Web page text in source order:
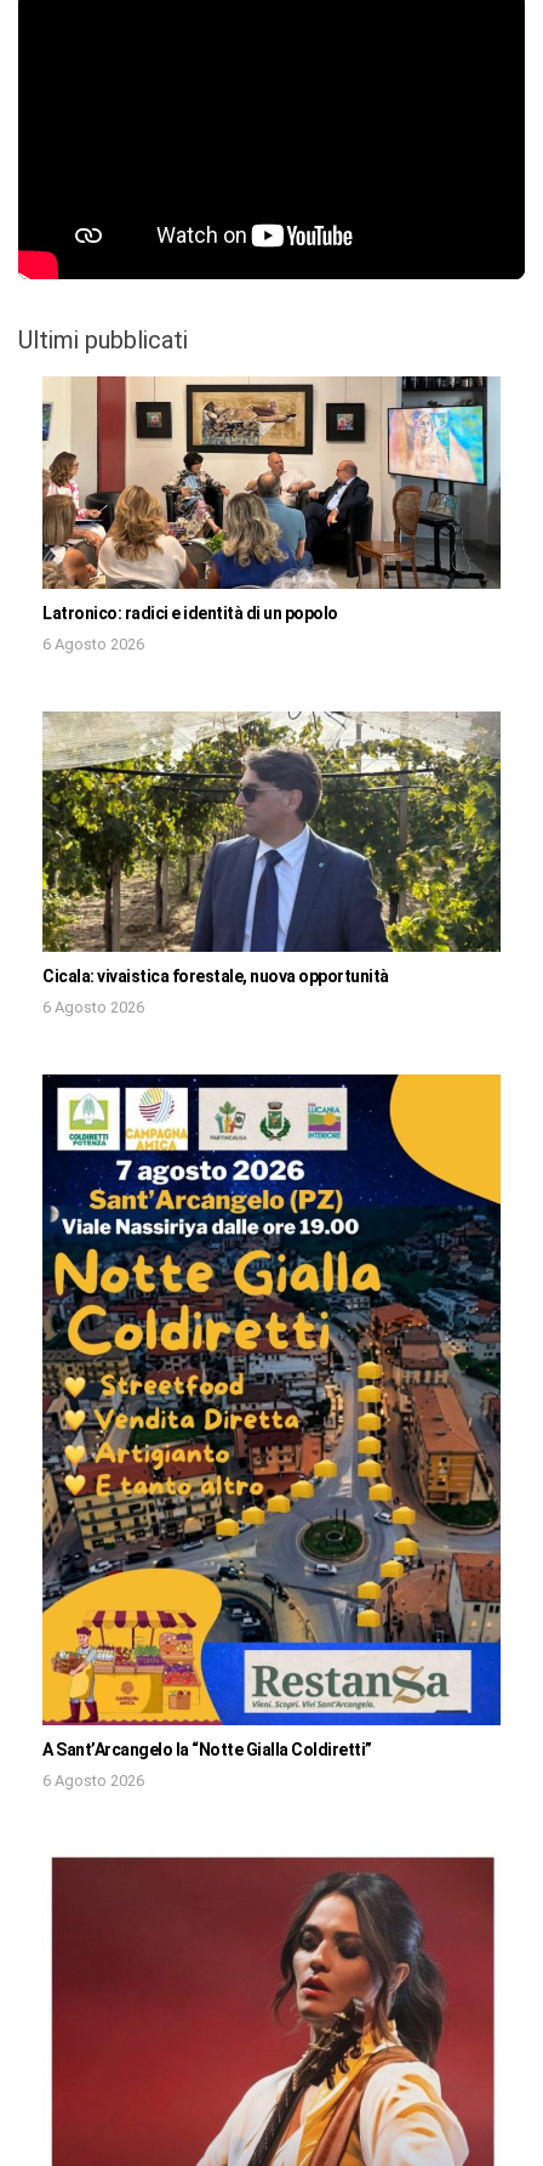
Ultimi pubblicati
Latronico: radici e identità di un popolo
6 Agosto 2026
Cicala: vivaistica forestale, nuova opportunità
6 Agosto 2026
A Sant’Arcangelo la “Notte Gialla Coldiretti”
6 Agosto 2026